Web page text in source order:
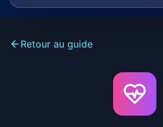
Retour au guide